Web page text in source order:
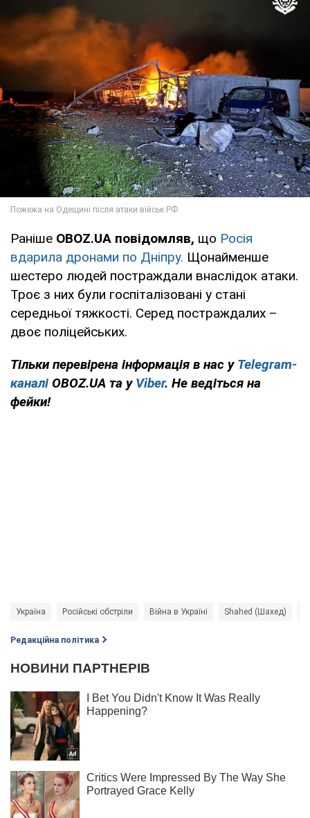
Раніше OBOZ.UA повідомляв, що Росія
вдарила дронами по Дніпру. Щонайменше
шестеро людей постраждали внаслідок атаки.
Троє з них були госпіталізовані у стані
середньої тяжкості. Серед постраждалих –
двоє поліцейських.
Тільки перевірена інформація в нас у Telegram-
каналі OBOZ.UA та у Viber. Не ведіться на
фейки!
Україна Російські обстріли Війна в Україні Shahed (Шахед)
Редакційна політика